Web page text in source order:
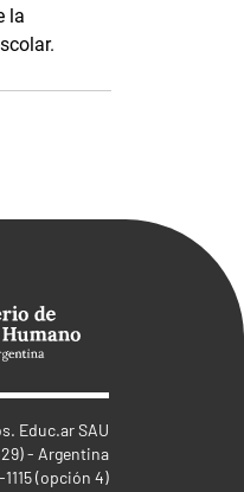
la
Educ.ar SAU
- Argentina
(opción 4)